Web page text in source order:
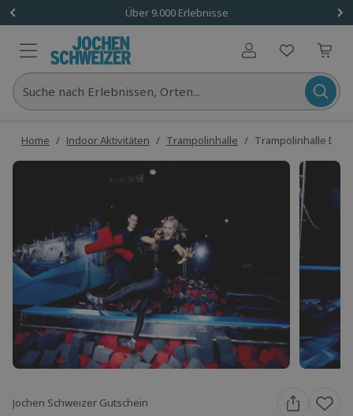
Über 9.000 Erlebnisse
Benutzerkonto
Suche nach Erlebnissen, Orten...
Home / Indoor Aktivitäten / Trampolinhalle / Trampolinhalle
Jochen Schweizer Gutschein